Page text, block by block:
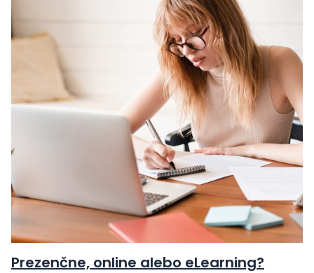
Prezenčne, online alebo eLearning?